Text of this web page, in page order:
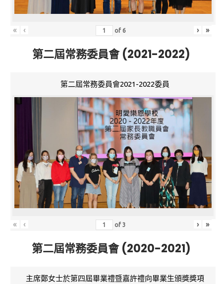
« ‹ of 6 › »
第二屆常務委員會 (2021-2022)
第二屆常務委員會2021-2022委員
« ‹ of3 › »
第二屆常務委員會 (2020-2021)
主席鄭女士於第四屆畢業禮暨嘉許禮向畢業生頒獎獎項